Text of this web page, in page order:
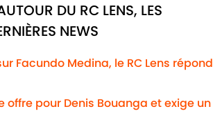
DU RC LENS, LES
NEWS
Facundo Medina, le RC Lens répond
offre pour Denis Bouanga et exige un